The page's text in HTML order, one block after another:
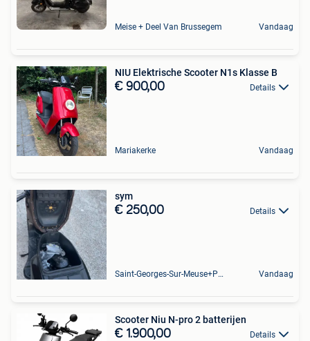
Meise + Deel Van Brussegem Vandaag
NIU Elektrische Scooter N1s Klasse B
€ 900,00 Details
Mariakerke Vandaag
sym
€ 250,00 Details
Saint-Georges-Sur-Meuse+Partie De Hermalle-Sous-Huy Vandaag
Scooter Niu N-pro 2 batterijen
€ 1.900,00 Details